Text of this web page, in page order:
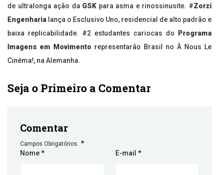
de ultralonga ação da GSK para asma e rinossinusite. #Zorzi
Engenharia lança o Esclusivo Uno, residencial de alto padrão e
baixa replicabilidade. #2 estudantes cariocas do
Programa
Imagens em Movimento representarão Brasil no À Nous Le
Cinéma!, na Alemanha.
Seja o Primeiro a Comentar
Comentar
Campos Obrigatórios. *
Nome* E-mail *